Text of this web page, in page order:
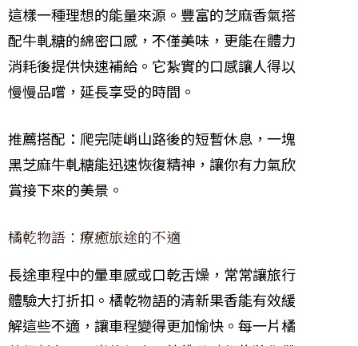
這樣一種理想的能量來源。豐富的芝麻香氣搭
配牛軋糖的綿密口感，不僅美味，更能在體力
消耗後提供快速補給。它紮實的口感讓人得以
慢慢品嚐，延長享受的時間。
推薦搭配：爬完陡峭山路後的短暫休息，一塊
黑芝麻牛軋糖能迅速恢復精神，讓你有力氣欣
賞接下來的美景。
橘乾物語：療癒旅途的不適
長途車程中的暈車感或口乾舌燥，常常讓旅行
體驗大打折扣。橘乾物語的清新果香能有效緩
解這些不適，讓車程變得更加愉快。每一片橘